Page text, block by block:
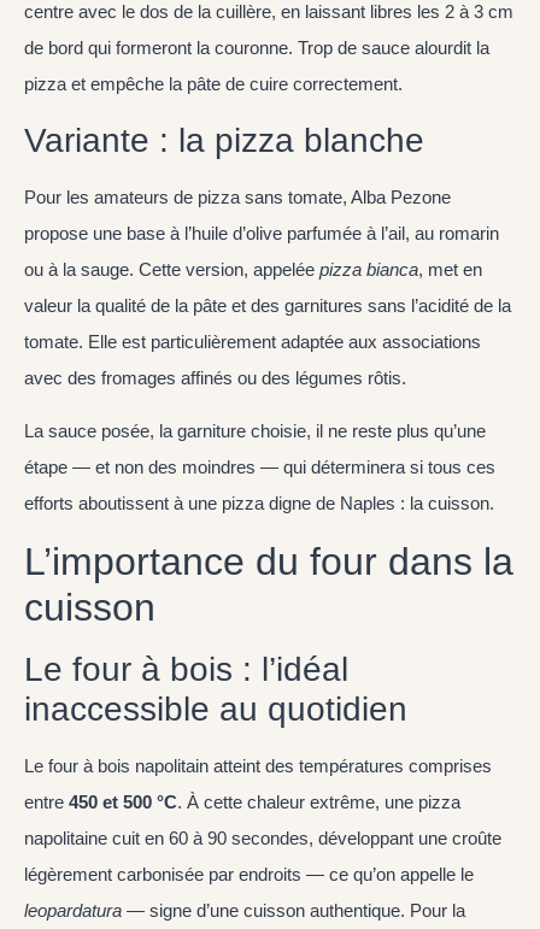
centre avec le dos de la cuillère, en laissant libres les 2 à 3 cm
de bord qui formeront la couronne. Trop de sauce alourdit la
pizza et empêche la pâte de cuire correctement.
Variante : la pizza blanche
Pour les amateurs de pizza sans tomate, Alba Pezone
propose une base à l’huile d’olive parfumée à l’ail, au romarin
ou à la sauge. Cette version, appelée pizza bianca, met en
valeur la qualité de la pâte et des garnitures sans l’acidité de la
tomate. Elle est particulièrement adaptée aux associations
avec des fromages affinés ou des légumes rôtis.
La sauce posée, la garniture choisie, il ne reste plus qu’une
étape — et non des moindres — qui déterminera si tous ces
efforts aboutissent à une pizza digne de Naples : la cuisson.
L’importance du four dans la
cuisson
Le four à bois : l’idéal
inaccessible au quotidien
Le four à bois napolitain atteint des températures comprises
entre 450 et 500 °C. À cette chaleur extrême, une pizza
napolitaine cuit en 60 à 90 secondes, développant une croûte
légèrement carbonisée par endroits — ce qu’on appelle le
leopardatura — signe d’une cuisson authentique. Pour la